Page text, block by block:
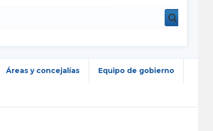
Áreas y concejalías Equipo de gobierno